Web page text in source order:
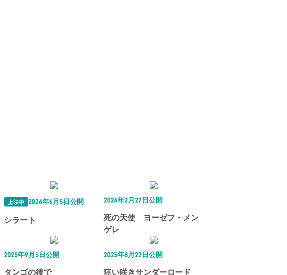
上映中 2026年6月5日公開
シラート
2026年2月27日公開
死の天使 ヨーゼフ・メン
ゲレ
2025年9月5日公開
タンゴの後で
2025年8月22日公開
狂い咲きサンダーロード